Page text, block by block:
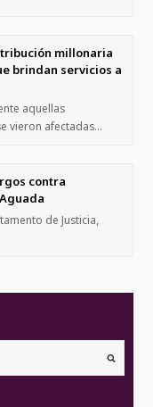
millonaria
brindan servicios a
aquellas
vieron afectadas…
contra
de Justicia,